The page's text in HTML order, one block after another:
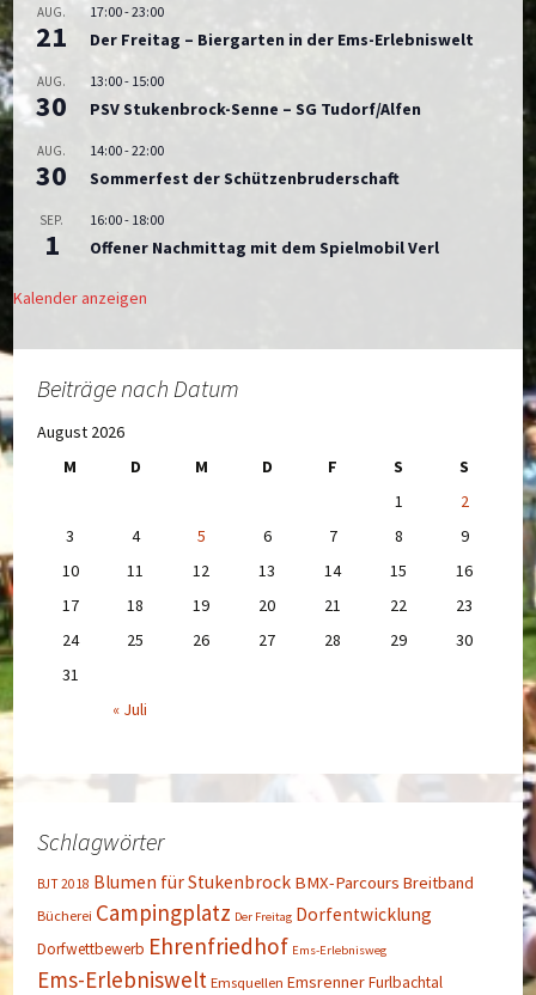
AUG.
21
17:00-23:00
Der Freitag – Biergarten in der Ems-Erlebniswelt
AUG.
30
13:00- 15:00
PSV Stukenbrock-Senne – SG Tudorf/Alfen
AUG.
30
14:00-22:00
Sommerfest der Schützenbruderschaft
SEP.
1
16:00- 18:00
Offener Nachmittag mit dem Spielmobil Verl
Kalender anzeigen
Beiträge nach Datum
August 2026
M
D M D F S
S
1
2
3
4 5 6 7 8
9
10
11 12 13 14 15
16
17
18 19 20 21 22
23
24
25 26 27 28 29
30
31
« Juli
Schlagwörter
BJT 2018 Blumen für Stukenbrock BMX-Parcours Breitband
Bücherei Campingplatz Der Freitag Dorfentwicklung
Dorfwettbewerb Ehrenfriedhof Ems-Erlebnisweg
Ems-Erlebniswelt Emsquellen EmsrennerFurlbachtal